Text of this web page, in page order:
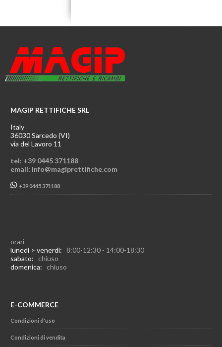
MAGIP RETTIFICHE SRL
Italy
36030 Sarcedo (VI)
via del Lavoro 11
tel: +39 0445 371188
email: info@magiprettifiche.com
+39 0445 371188
orari
lunedì > venerdì: 8:00-12:30 - 14:00-18:30
sabato: chiuso
domenica: chiuso
E-COMMERCE
Condizioni d'uso
Condizioni di vendita